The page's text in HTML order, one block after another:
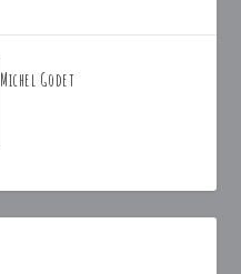
Michel Godet